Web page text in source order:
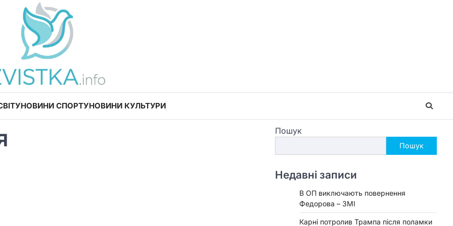
НОВИНИ СПОРТУНОВИНИ КУЛЬТУРИ
Пошук
Пошук
Недавні записи
В ОП виключають повернення
Федорова – ЗМІ
Карні потролив Трампа після поламки